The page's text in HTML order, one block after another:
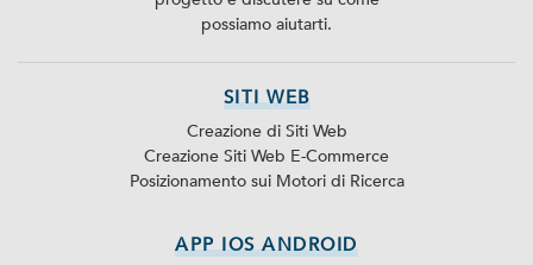
possiamo aiutarti.
SITI WEB
Creazione di Siti Web
Creazione Siti Web E-Commerce
Posizionamento sui Motori di Ricerca
APP IOS ANDROID